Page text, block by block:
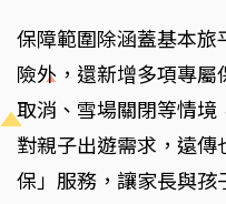
保障範圍除涵蓋基本旅
險外，還新增多項專
取消、雪場關閉等情境
對親子出遊需求，遠傳
保」服務，讓家長與孩